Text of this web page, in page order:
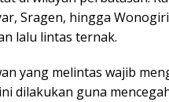
Sragen, hingga
lalu lintas ternak.
yang melintas wajib
dilakukan guna